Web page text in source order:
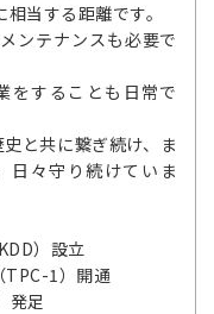
当する距離です。
ンテナンスも必要で
をすることも日常で
と共に繋ぎ続け、ま
日々守り続けていま
）設立
TPC-1）開通
発足